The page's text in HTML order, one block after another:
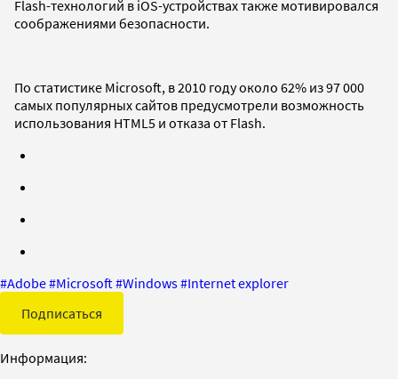
Flash-технологий в iOS-устройствах также мотивировался
соображениями безопасности.
По статистике Microsoft, в 2010 году около 62% из 97 000
самых популярных сайтов предусмотрели возможность
использования HTML5 и отказа от Flash.
#Adobe#Microsoft #Windows#Internet explorer
Подписаться
Информация: